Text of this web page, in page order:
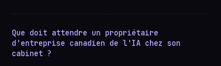
Que doit attendre un propriétaire
d'entreprise canadien de l'IA chez son
cabinet ?